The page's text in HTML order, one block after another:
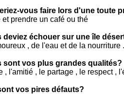
vous faire lors d'une toute
et prendre un café ou thé
deviez échouer sur une île
, de l'eau et de la nourriture .
sont vos plus grandes qualités?
, l'amitié , le partage , le respect ,
vos pires défauts?